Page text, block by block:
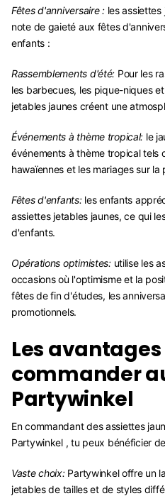
Fêtes d'anniversaire :les assiettes
note de gaieté aux fêtes
enfants :
Rassemblements d'été: Pour les
les barbecues, les pique-niques
jetables jaunes créent une
Événements à thème tropical: le
événements à thème tropical tels
hawaïennes et les mariages sur la
Fêtes d'enfants: les enfants
assiettes jetables jaunes, ce qui
d'enfants.
Opérations optimistes: utilise les
occasions où l'optimisme et la
fêtes de fin d'études, les
promotionnels.
Les
commander
Partywinkel
En commandant des assiettes
Partywinkel , tu peux bénéficier
Vaste choix: Partywinkel offre un
jetables de tailles et de styles